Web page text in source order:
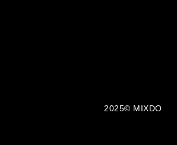
2025© MIXDO